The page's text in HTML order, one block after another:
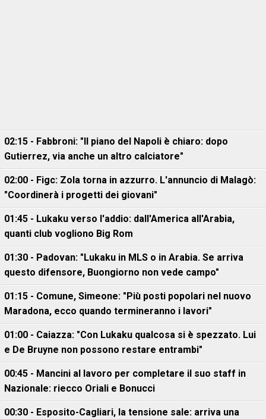
02:15 - Fabbroni: "Il piano del Napoli è chiaro: dopo
Gutierrez, via anche un altro calciatore"
02:00 - Figc: Zola torna in azzurro. L'annuncio di Malagò:
"Coordinerà i progetti dei giovani"
01:45 - Lukaku verso l'addio: dall'America all'Arabia,
quanti club vogliono Big Rom
01:30 - Padovan: "Lukaku in MLS o in Arabia. Se arriva
questo difensore, Buongiorno non vede campo"
01:15 - Comune, Simeone: "Più posti popolari nel nuovo
Maradona, ecco quando termineranno i lavori"
01:00 - Caiazza: "Con Lukaku qualcosa si è spezzato. Lui
e De Bruyne non possono restare entrambi"
00:45 - Mancini al lavoro per completare il suo staff in
Nazionale: riecco Oriali e Bonucci
00:30 - Esposito-Cagliari, la tensione sale: arriva una